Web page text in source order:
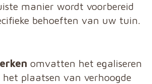
manier wordt voorbereid
behoeften van uw tuin.
omvatten het egaliseren
plaatsen van verhoogde